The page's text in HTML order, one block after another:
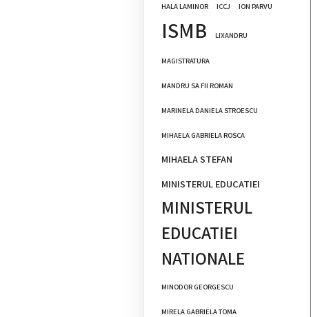
HALA LAMINOR ICCJ ION PARVU
ISMB LIXANDRU
MAGISTRATURA
MANDRU SA FII ROMAN
MARINELA DANIELA STROESCU
MIHAELA GABRIELA ROSCA
MIHAELA STEFAN
MINISTERUL EDUCATIEI
MINISTERUL
EDUCATIEI
NATIONALE
MINODOR GEORGESCU
MIRELA GABRIELA TOMA